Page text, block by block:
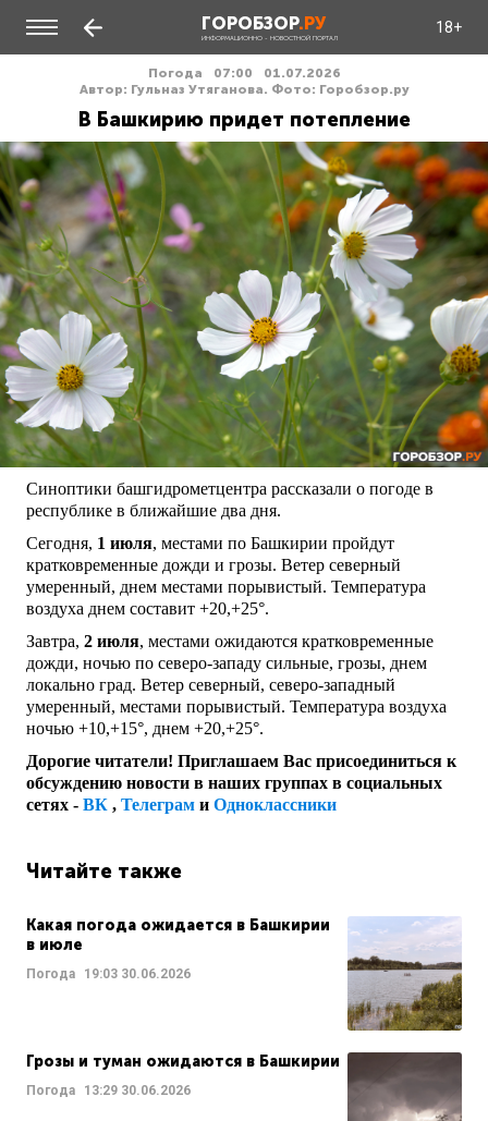
ГОРОБЗОР.РУ
ИНФОРМАЦИОННО - НОВОСТНОЙ ПОРТАЛ
18+
Погода 07:00
01.07.2026
Автор: Гульназ Утяганова. Фото: Горобзор.ру
В Башкирию придет потепление
Синоптики башгидрометцентра рассказали о погоде в
республике в ближайшие два дня.
Сегодня, 1 июля, местами по Башкирии пройдут
кратковременные дожди и грозы. Ветер северный
умеренный, днем местами порывистый. Температура
воздуха днем составит +20,+25°.
Завтра, 2 июля, местами ожидаются кратковременные
дожди, ночью по северо-западу сильные, грозы, днем
локально град. Ветер северный, северо-западный
умеренный, местами порывистый. Температура воздуха
ночью +10,+15°, днем +20,+25°.
Дорогие читатели! Приглашаем Вас присоединиться к
обсуждению новости в наших группах в социальных
сетях - ВК , Телеграм и Одноклассники
Читайте также
Какая погода ожидается в Башкирии
в июле
Погода 19:03 30.06.2026
Грозы и туман ожидаются в Башкирии
Погода 13:29 30.06.2026